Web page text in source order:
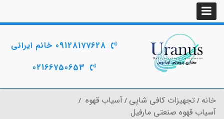
09128177628 خانم ایرانی
02166750653
خانه تجهیزات کافی شاپی آسیاب قهوه
آسیاب قهوه صنعتی مارفیل